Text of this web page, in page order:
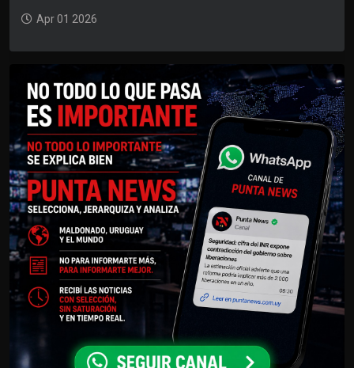
Apr 01 2026